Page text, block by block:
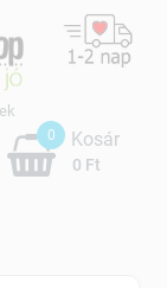
0
0 Ft
Kosár